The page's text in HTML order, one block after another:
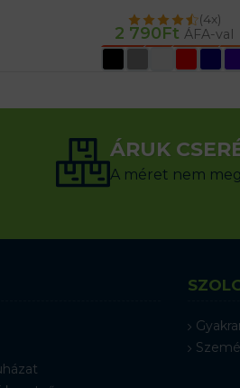
(4x)
2 790Ft ÁFA-val
OPCIÓK VÁLASZTÁSA
ÁRUK
A méret nem